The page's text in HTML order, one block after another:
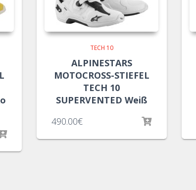
TECH 10
ALPINESTARS
MOTOCROSS-STIEFEL
TECH 10
SUPERVENTED Weiß
490.00€